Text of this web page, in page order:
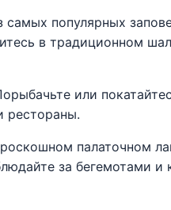
самых популярных
в традиционном
или
рестораны.
палаточном
за бегемотами и